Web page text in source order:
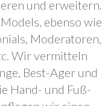
und erweitern.
ebenso wie
Moderatoren,
Wir vermitteln
Best-Ager und
Hand- und Fuß-